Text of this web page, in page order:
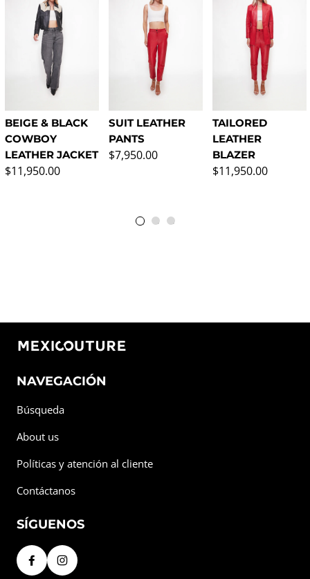
BEIGE & BLACK
COWBOY
LEATHER JACKET
Precio normal
$11,950.00
SUIT LEATHER
PANTS
Precio normal
$7,950.00
TAILORED
LEATHER
BLAZER
Precio normal
$11,950.00
NAVEGACIÓN
Búsqueda
About us
Políticas y atención al cliente
Contáctanos
SÍGUENOS